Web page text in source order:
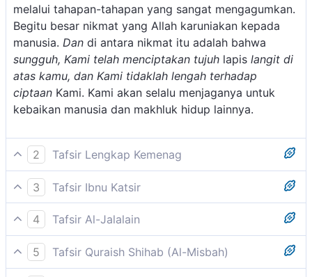
melalui tahapan-tahapan yang sangat mengagumkan.
Begitu besar nikmat yang Allah karuniakan kepada
manusia. Dan di antara nikmat itu adalah bahwa
sungguh, Kami telah menciptakan tujuh lapis langit di
atas kamu, dan Kami tidaklah lengah terhadap
ciptaan Kami. Kami akan selalu menjaganya untuk
kebaikan manusia dan makhluk hidup lainnya.
2
Tafsir Lengkap Kemenag
Ayat ini menerangkan bahwa Allah telah menciptakan
di atas manusia tujuh lapis langit, sebagian berada di
atas sebagian lain yang menjadi tempat peredaran
bintang-bintang, yang telah dikenal orang sejak
dahulu kala, dan telah ditemukan lagi beberapa
bintang lainnya oleh ulama falak pada masa kini. Allah
3
Tafsir Ibnu Katsir
Setelah Allah Swt. menyebutkan tentang kejadian
manusia, lalu mengiringi­nya dengan sebutan
penciptaan tujuh lapis langit. Dan banyak di dalam Al-
Quran Allah Swt. menyebutkan tentang penciptaan
4
Tafsir Al-Jalalain
(Dan sesungguhnya Kami telah menciptakan di atas
kalian tujuh buah jalan) yakni tujuh langit; lafal
5
Tafsir Quraish Shihab (Al-Misbah)